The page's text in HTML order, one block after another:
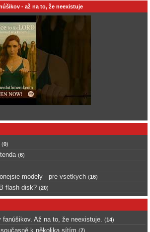
- až na to, že neexistuje
(0)
(6)
modely - pre vsetkych (16)
flash disk? (20)
Až na to, že neexistuje. (14)
k několika sítím (7)